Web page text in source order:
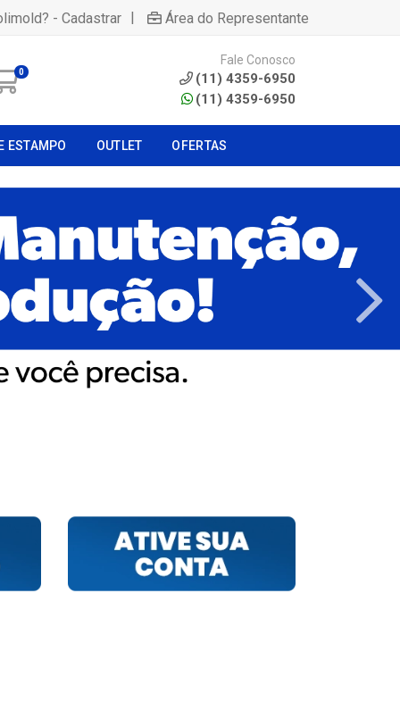
- Cadastrar | Área do Representante
0
Fale Conosco
(11) 4359-6950
(11) 4359-6950
ESTAMPO OUTLET OFERTAS